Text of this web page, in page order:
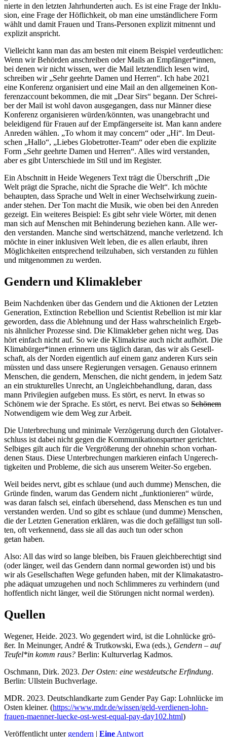
nier­te in den letz­ten Jahr­hun­der­ten auch. Es ist eine Fra­ge der Inklu­
si­on, eine Fra­ge der Höf­lich­keit, ob man eine umständ­li­che­re Form
wählt und damit Frau­en und Trans-Per­so­nen expli­zit mit­nennt und
expli­zit anspricht.
Viel­leicht kann man das am bes­ten mit einem Bei­spiel ver­deut­li­chen:
Wenn wir Behör­den anschrei­ben oder Mails an Empfänger*innen,
bei denen wir nicht wis­sen, wer die Mail letzt­end­lich lesen wird,
schrei­ben wir „Sehr geehr­te Damen und Her­ren“. Ich habe 2021
eine Kon­fe­renz orga­ni­siert und eine Mail an den all­ge­mei­nen Kon­
fe­renz­ac­count bekom­men, die mit „Dear Sirs“ begann. Der Schrei­
ber der Mail ist wohl davon aus­ge­gan­gen, dass nur Män­ner die­se
Kon­fe­renz orga­ni­sie­ren würden/könnten, was unan­ge­bracht und
belei­di­gend für Frau­en auf der Emp­fän­ger­sei­te ist. Man kann ande­re
Anre­den wäh­len. „To whom it may con­cern“ oder „Hi“. Im Deut­
schen „Hal­lo“, „Lie­bes Glo­be­trot­ter-Team“ oder eben die expli­zi­te
Form „Sehr geehr­te Damen und Her­ren“. Alles wird ver­stan­den,
aber es gibt Unter­schie­de im Stil und im Register.
Ein Abschnitt in Hei­de Wege­ners Text trägt die Über­schrift „Die
Welt prägt die Spra­che, nicht die Spra­che die Welt“. Ich möch­te
behaup­ten, dass Spra­che und Welt in einer Wech­sel­wir­kung zuein­
an­der ste­hen. Der Ton macht die Musik, wie oben bei den Anre­den
gezeigt. Ein wei­te­res Bei­spiel: Es gibt sehr vie­le Wör­ter, mit denen
man sich auf Men­schen mit Behin­de­rung bezie­hen kann. Alle wer­
den ver­stan­den. Man­che sind wert­schät­zend, man­che ver­let­zend. Ich
möch­te in einer inklu­si­ven Welt leben, die es allen erlaubt, ihren
Mög­lich­kei­ten ent­spre­chend teil­zu­ha­ben, sich ver­stan­den zu füh­len
und mit­ge­nom­men zu werden.
Gendern und Klimakleber
Beim Nach­den­ken über das Gen­dern und die Aktio­nen der Letz­ten
Gene­ra­ti­on, Extinc­tion Rebel­li­on und Sci­en­tist Rebel­li­on ist mir klar
gewor­den, dass die Ableh­nung und der Hass wahr­schein­lich Ergeb­
nis ähn­li­cher Pro­zes­se sind. Die Kli­makle­ber gehen nicht weg. Das
hört ein­fach nicht auf. So wie die Kli­ma­kri­se auch nicht auf­hört. Die
Klimabürger*innen erin­nern uns täg­lich dar­an, das wir als Gesell­
schaft, als der Nor­den eigent­lich auf einem ganz ande­ren Kurs sein
müss­ten und dass unse­re Regie­run­gen ver­sa­gen. Genau­so erin­nern
Men­schen, die gen­dern, Men­schen, die nicht gen­dern, in jedem Satz
an ein struk­tu­rel­les Unrecht, an Ungleich­be­hand­lung, dar­an, dass
mann Pri­vi­le­gi­en auf­ge­ben muss. Es stört, es nervt. In etwas so
Schö­nem wie der Spra­che. Es stört, es nervt. Bei etwas so Schö­nem
Not­wen­di­gem wie dem Weg zur Arbeit.
Die Unter­bre­chung und mini­ma­le Ver­zö­ge­rung durch den Glo­tal­ver­
schluss ist dabei nicht gegen die Kom­mu­ni­ka­ti­ons­part­ner gerich­tet.
Sel­bi­ges gilt auch für die Ver­grö­ße­rung der ohne­hin schon vor­han­
de­nen Staus. Die­se Unter­bre­chun­gen mar­kie­ren ein­fach Unge­rech­
tig­kei­ten und Pro­ble­me, die sich aus unse­rem Wei­ter-So ergeben.
Weil bei­des nervt, gibt es schlaue (und auch dum­me) Men­schen, die
Grün­de fin­den, war­um das Gen­dern nicht „funk­tio­nie­ren“ wür­de,
was dar­an falsch sei, ein­fach über­se­hend, dass Men­schen es tun und
ver­stan­den wer­den. Und so gibt es schlaue (und dum­me) Men­schen,
die der Letz­ten Gene­ra­ti­on erklä­ren, was die doch gefäl­ligst tun soll­
ten, oft ver­ken­nend, dass sie all das auch tun oder schon
getan haben.
Also: All das wird so lan­ge blei­ben, bis Frau­en gleich­be­rech­tigt sind
(oder län­ger, weil das Gen­dern dann nor­mal gewor­den ist) und bis
wir als Gesell­schaf­ten Wege gefun­den haben, mit der Kli­ma­ka­ta­stro­
phe adäquat umzu­ge­hen und noch Schlim­me­res zu ver­hin­dern (und
hof­fent­lich nicht län­ger, weil die Stö­run­gen nicht nor­mal werden).
Quellen
Wege­ner, Hei­de. 2023. Wo gegen­dert wird, ist die Lohn­lü­cke grö­
ßer. In Mei­nun­ger, André & Trut­kow­ski, Ewa (eds.), Gen­dern – auf
Teufel*in komm raus? Ber­lin: Kul­tur­ver­lag Kadmos.
Osch­mann, Dirk. 2023. Der Osten: eine west­deut­sche Erfin­dung.
Ber­lin: Ull­stein Buchverlage.
MDR. 2023. Deutsch­land­kar­te zum Gen­der Pay Gap: Lohn­lü­cke im
Osten klei­ner. (https://www.mdr.de/wissen/geld-verdienen-lohn-
frauen-maenner-luecke-ost-west-equal-pay-day102.html)
Veröffentlicht unter gendern | Eine Antwort